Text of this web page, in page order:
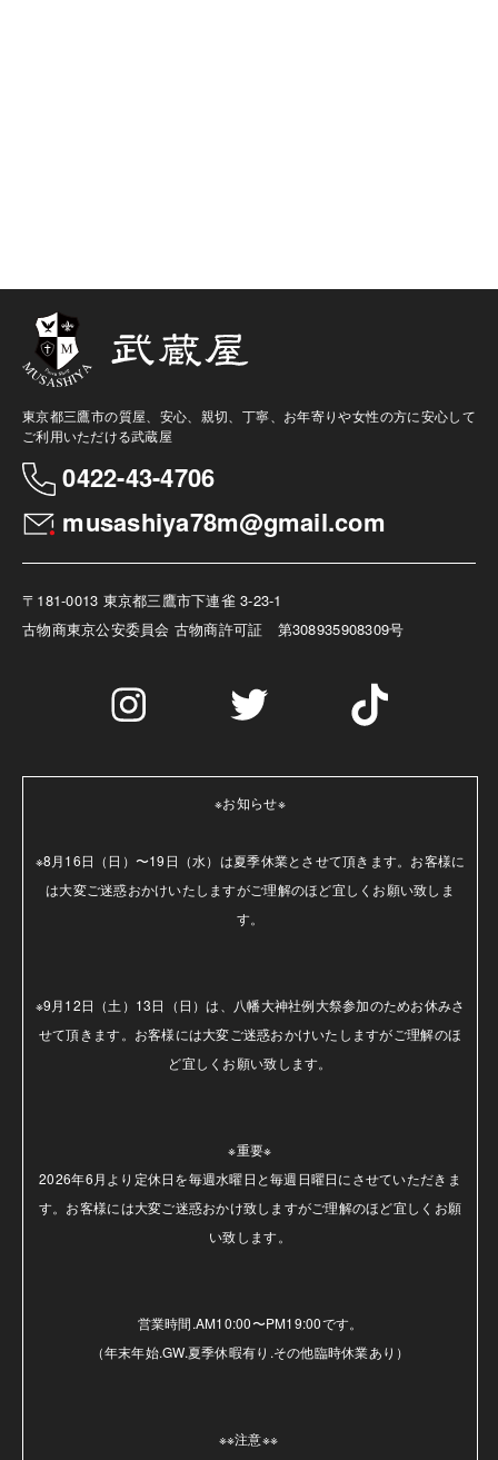
東京都三鷹市の質屋、安心、親切、丁寧、お年寄りや女性の方に安心して
ご利用いただける武蔵屋
0422-43-4706
musashiya78m@gmail.com
〒181-0013 東京都三鷹市下連雀 3-23-1
古物商東京公安委員会 古物商許可証 第308935908309号
※お知らせ※
※8月16日（日）〜19日（水）は夏季休業とさせて頂きます。お客様に
は大変ご迷惑おかけいたしますがご理解のほど宜しくお願い致しま
す。
※9月12日（土）13日（日）は、八幡大神社例大祭参加のためお休みさ
せて頂きます。お客様には大変ご迷惑おかけいたしますがご理解のほ
ど宜しくお願い致します。
※重要※
2026年6月より定休日を毎週水曜日と毎週日曜日にさせていただきま
す。お客様には大変ご迷惑おかけ致しますがご理解のほど宜しくお願
い致します。
営業時間.AM10:00〜PM19:00です。
（年末年始.GW.夏季休暇有り.その他臨時休業あり）
※※注意※※